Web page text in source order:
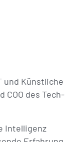
und Künstliche
COO des Tech-
Intelligenz